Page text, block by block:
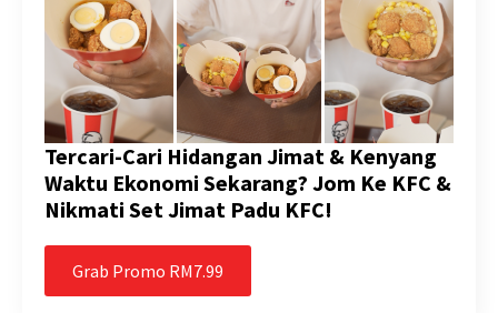
Tercari-Cari Hidangan Jimat & Kenyang
Waktu Ekonomi Sekarang? Jom Ke KFC &
Nikmati Set Jimat Padu KFC!
Grab Promo RM7.99